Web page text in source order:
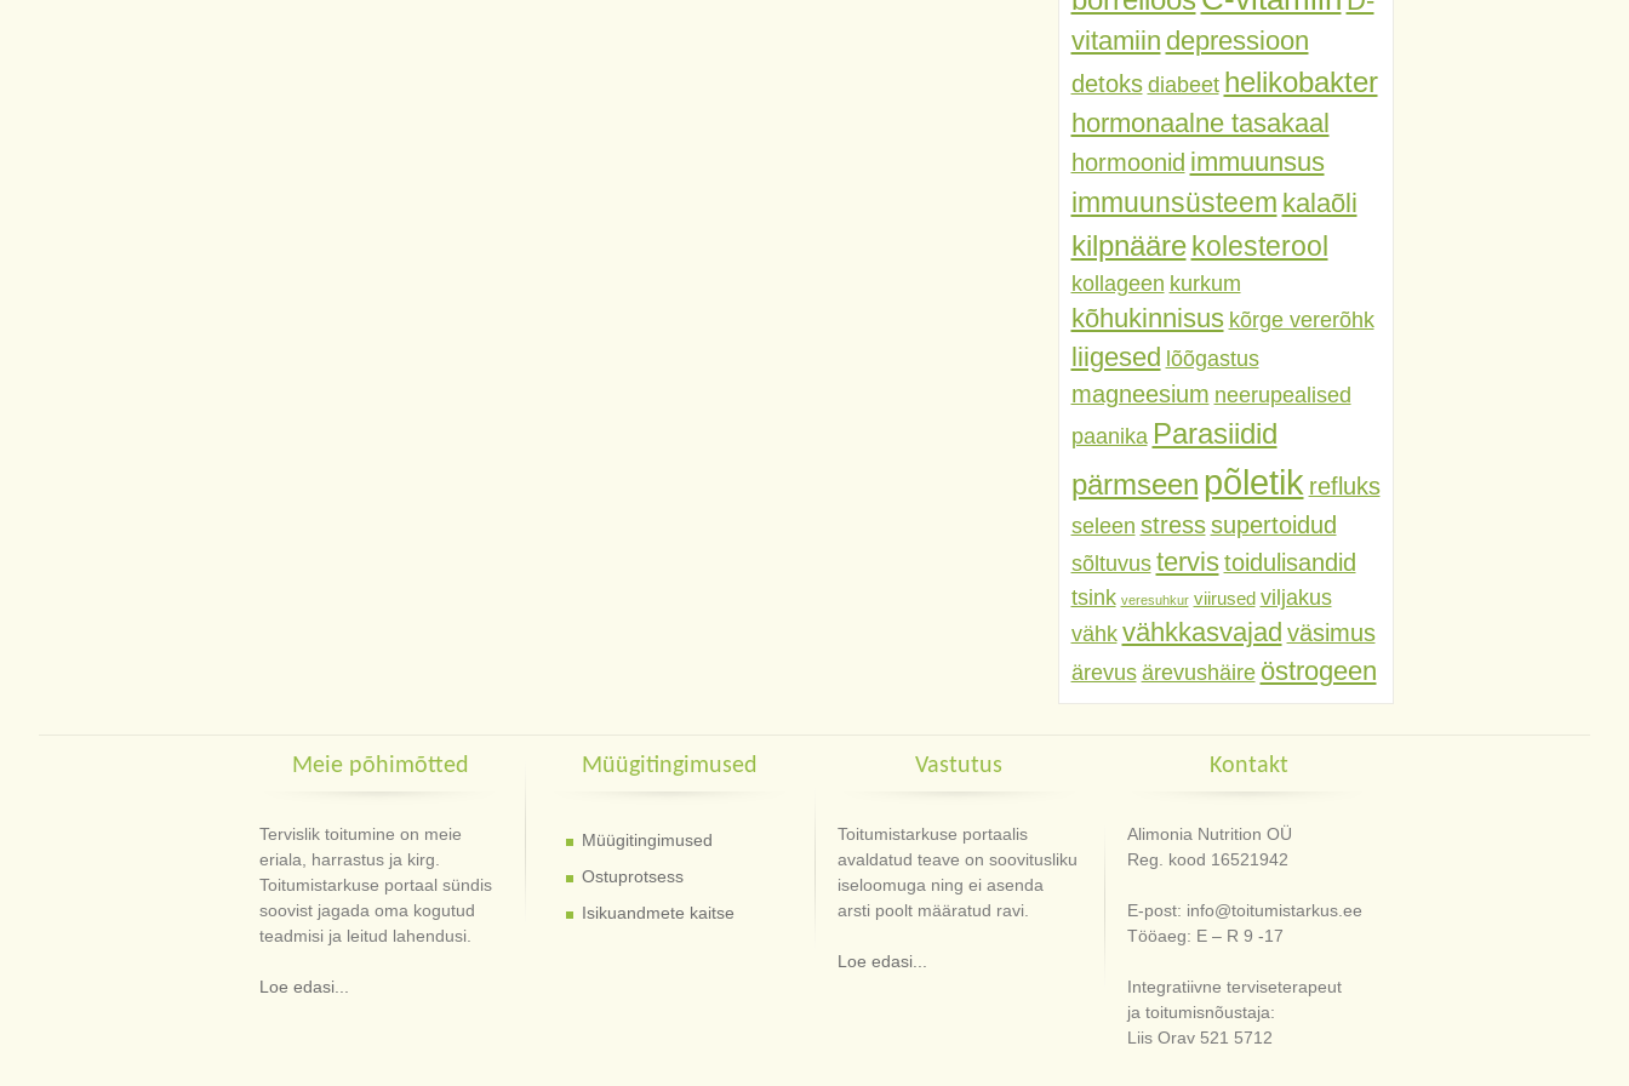
vitamiin depressioon
detoks diabeet helikobakter
hormonaalne tasakaal
hormoonid immuunsus
immuunsüsteem kalaõli
kilpnääre kolesterool
kollageen kurkum
kõhukinnisus kõrge vererõhk
liigesed lõõgastus
magneesium neerupealised
paanika Parasiidid
pärmseen põletik refluks
seleen stress supertoidud
sõltuvus tervis toidulisandid
tsink veresuhkur viirused viljakus
vähk vähkkasvajad väsimus
ärevus ärevushäire östrogeen
Meie põhimõtted
Tervislik toitumine on meie
eriala, harrastus ja kirg.
Toitumistarkuse portaal sündis
soovist jagada oma kogutud
teadmisi ja leitud lahendusi.
Loe edasi...
Müügitingimused
Müügitingimused
Ostuprotsess
Isikuandmete kaitse
Vastutus
Toitumistarkuse portaalis
avaldatud teave on soovitusliku
iseloomuga ning ei asenda
arsti poolt määratud ravi.
Loe edasi...
Kontakt
Alimonia Nutrition OÜ
Reg. kood 16521942
E-post: info@toitumistarkus.ee
Tööaeg: E – R 9 -17
Integratiivne terviseterapeut
ja toitumisnõustaja:
Liis Orav 521 5712